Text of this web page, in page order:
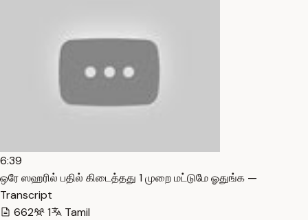
6:39
ஒரே ஸஹரில் பதில் கிடைத்தது 1 முறை மட்டுமே ஓதுங்க —
Transcript
662
1 Tamil